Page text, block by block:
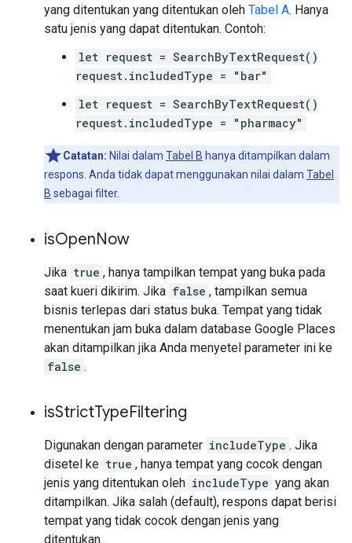
yang ditentukan yang ditentukan oleh Tabel A. Hanya
satu jenis yang dapat ditentukan. Contoh:
let request = SearchByTextRequest()
request.includedType = "bar"
let request = SearchByTextRequest()
request.includedType = "pharmacy"
Catatan: Nilai dalam Tabel B hanya ditampilkan dalam
respons. Anda tidak dapat menggunakan nilai dalam Tabel
B sebagai filter.
isOpenNow
Jika true , hanya tampilkan tempat yang buka pada
saat kueri dikirim. Jika false , tampilkan semua
bisnis terlepas dari status buka. Tempat yang tidak
menentukan jam buka dalam database Google Places
akan ditampilkan jika Anda menyetel parameter ini ke
false .
isStrictTypeFiltering
Digunakan dengan parameter includeType . Jika
disetel ke true , hanya tempat yang cocok dengan
jenis yang ditentukan oleh includeType yang akan
ditampilkan. Jika salah (default), respons dapat berisi
tempat yang tidak cocok dengan jenis yang
ditentukan.